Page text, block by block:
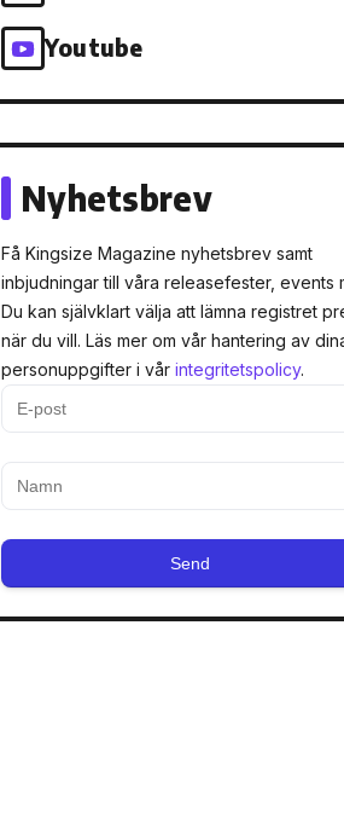
Youtube
Nyhetsbrev
Få Kingsize Magazine nyhetsbrev samt
inbjudningar till våra releasefester, events
Du kan självklart välja att lämna registret
när du vill. Läs mer om vår hantering av
personuppgifter i vår integritetspolicy.
Send